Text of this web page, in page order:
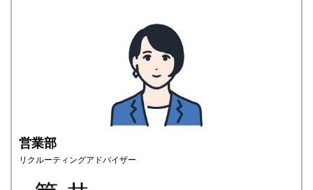
営業部
リクルーティングアドバイザー